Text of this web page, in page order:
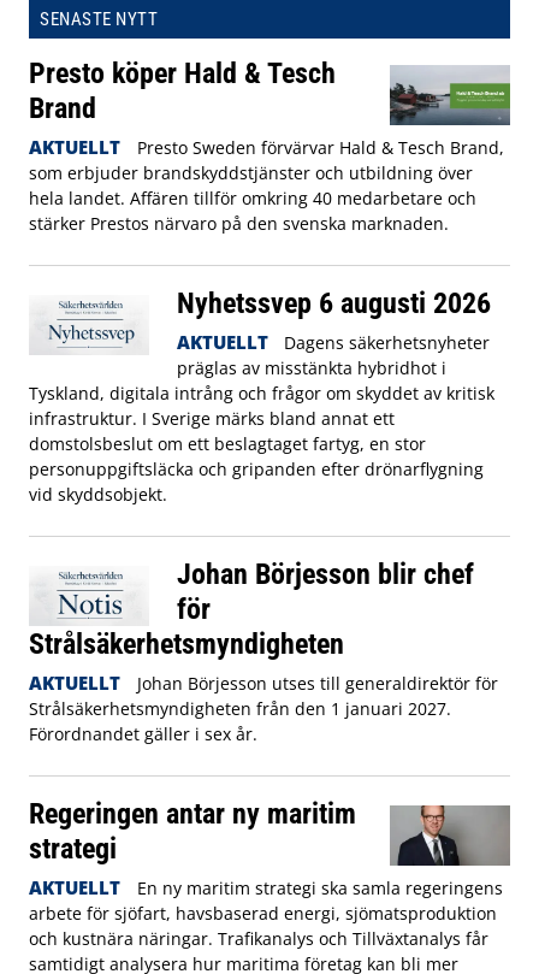
SENASTE NYTT
Presto köper Hald & Tesch
Brand
AKTUELLT
Presto Sweden förvärvar Hald & Tesch Brand,
som erbjuder brandskyddstjänster och utbildning över
hela landet. Affären tillför omkring 40 medarbetare och
stärker Prestos närvaro på den svenska marknaden.
Nyhetssvep 6 augusti 2026
AKTUELLT
Dagens säkerhetsnyheter
präglas av misstänkta hybridhot i
Tyskland, digitala intrång och frågor om skyddet av kritisk
infrastruktur. I Sverige märks bland annat ett
domstolsbeslut om ett beslagtaget fartyg, en stor
personuppgiftsläcka och gripanden efter drönarflygning
vid skyddsobjekt.
Johan Börjesson blir chef
för
Strålsäkerhetsmyndigheten
AKTUELLT
Johan Börjesson utses till generaldirektör för
Strålsäkerhetsmyndigheten från den 1 januari 2027.
Förordnandet gäller i sex år.
Regeringen antar ny maritim
strategi
AKTUELLT
En ny maritim strategi ska samla regeringens
arbete för sjöfart, havsbaserad energi, sjömatsproduktion
och kustnära näringar. Trafikanalys och Tillväxtanalys får
samtidigt analysera hur maritima företag kan bli mer